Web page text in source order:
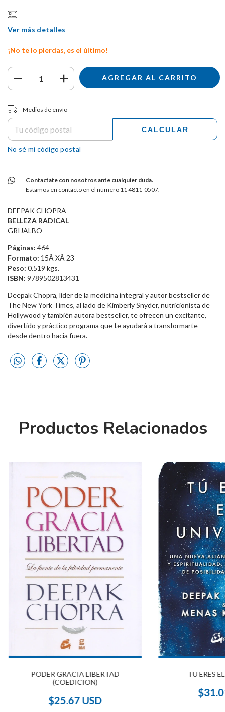
Ver más detalles
¡No te lo pierdas, es el último!
Entregas para el CP:
Medios de envío
CALCULAR
No sé mi código postal
Contactate con nosotros ante cualquier duda.
Estamos en contacto en el número 11 4811-0507.
DEEPAK CHOPRA
BELLEZA RADICAL
GRIJALBO
Páginas: 464
Formato: 15Â XÂ 23
Peso: 0.519 kgs.
ISBN: 9789502813431
Deepak Chopra, líder de la medicina integral y autor bestseller de
The New York Times, al lado de Kimberly Snyder, nutricionista de
Hollywood y también autora bestseller, te ofrecen un excitante,
divertido y práctico programa que te ayudará a transformarte
desde dentro hacia fuera.
Productos Relacionados
PODER GRACIA LIBERTAD
(COEDICION)
$25.67 USD
TU ERES